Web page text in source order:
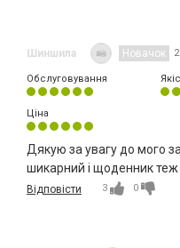
Шиншила Новачок
Обслуговування
Ціна
Дякую за увагу до мого
шикарний і щоденник теж .
Відповісти 3 0